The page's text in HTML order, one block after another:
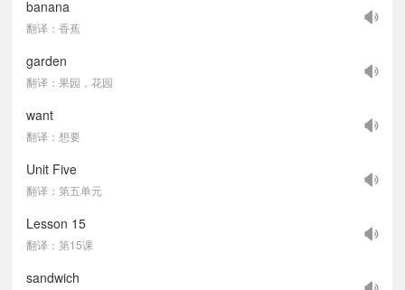
banana
翻译：香蕉
garden
翻译：果园，花园
want
翻译：想要
Unit Five
翻译：第五单元
Lesson 15
翻译：第15课
sandwich